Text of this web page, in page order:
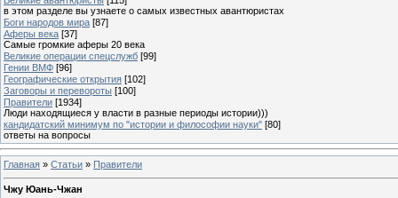
в этом разделе вы узнаете о самых известных авантюристах
Боги народов мира [87]
Аферы века [37]
Самые громкие аферы 20 века
Великие операции спецслужб [99]
Гении ВМФ [96]
Географические открытия [102]
Заговоры и перевороты [100]
Правители [1934]
Люди находящиеся у власти в разные периоды истории)))
кандидатский минимум по "истории и философии науки" [80]
ответы на вопросы
Главная » Статьи » Правители
Чжу Юань-Чжан